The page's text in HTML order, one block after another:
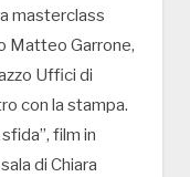
masterclass
Matteo Garrone,
Uffici di
con la stampa.
film in
di Chiara